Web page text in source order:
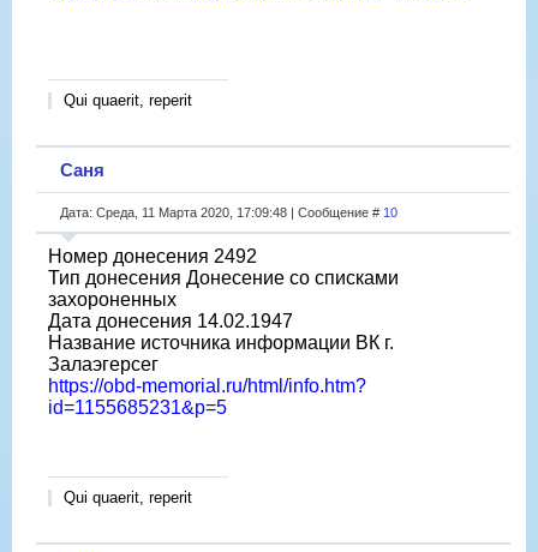
Qui quaerit, reperit
Саня
Дата: Среда, 11 Марта 2020, 17:09:48 | Сообщение # 10
Номер донесения 2492
Тип донесения Донесение со списками
захороненных
Дата донесения 14.02.1947
Название источника информации ВК г.
Залаэгерсег
https://obd-memorial.ru/html/info.htm?
id=1155685231&p=5
Qui quaerit, reperit